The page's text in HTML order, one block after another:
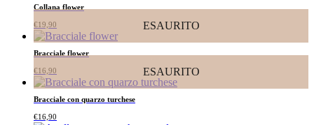
ESAURITO
Collana flower
€19,90
ESAURITO
Bracciale flower
€16,90
Bracciale con quarzo turchese
€16,90